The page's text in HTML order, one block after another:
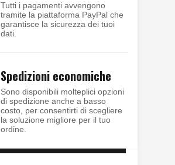
Tutti i pagamenti avvengono
tramite la piattaforma PayPal che
garantisce la sicurezza dei tuoi
dati.
Spedizioni economiche
Sono disponibili molteplici opzioni
di spedizione anche a basso
costo, per consentirti di scegliere
la soluzione migliore per il tuo
ordine.